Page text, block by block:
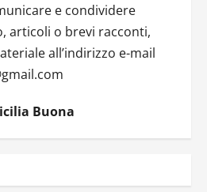
e condividere
articoli o brevi racconti,
all’indirizzo e-mail
Buona